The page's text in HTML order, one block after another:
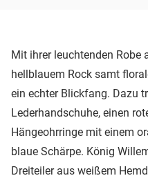
Mit ihrer leuchtenden Robe
hellblauem Rock samt
ein echter Blickfang. Dazu
Lederhandschuhe, einen
Hängeohrringe mit einem
blaue Schärpe. König
Dreiteiler aus weißem